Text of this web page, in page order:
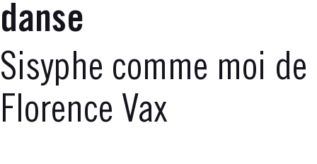
danse
Sisyphe comme moi de
Florence Vax